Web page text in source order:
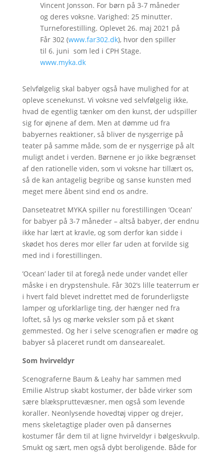
Vincent Jonsson. For børn på 3-7 måneder
og deres voksne. Varighed: 25 minutter.
Turneforestilling. Oplevet 26. maj 2021 på
Får 302 (www.far302.dk), hvor den spiller
til 6. juni som led i CPH Stage.
www.myka.dk
Selvfølgelig skal babyer også have mulighed for at
opleve scenekunst. Vi voksne ved selvfølgelig ikke,
hvad de egentlig tænker om den kunst, der udspiller
sig for øjnene af dem. Men at dømme ud fra
babyernes reaktioner, så bliver de nysgerrige på
teater på samme måde, som de er nysgerrige på alt
muligt andet i verden. Børnene er jo ikke begrænset
af den rationelle viden, som vi voksne har tillært os,
så de kan antagelig begribe og sanse kunsten med
meget mere åbent sind end os andre.
Danseteatret MYKA spiller nu forestillingen ’Ocean’
for babyer på 3-7 måneder – altså babyer, der endnu
ikke har lært at kravle, og som derfor kan sidde i
skødet hos deres mor eller far uden at forvilde sig
med ind i forestillingen.
’Ocean’ lader til at foregå nede under vandet eller
måske i en drypstenshule. Får 302’s lille teaterrum er
i hvert fald blevet indrettet med de forunderligste
lamper og uforklarlige ting, der hænger ned fra
loftet, så lys og mørke veksler som på et skønt
gemmested. Og her i selve scenografien er mødre og
babyer så placeret rundt om dansearealet.
Som hvirveldyr
Scenograferne Baum & Leahy har sammen med
Emilie Alstrup skabt kostumer, der både virker som
sære blækspruttevæsner, men også som levende
koraller. Neonlysende hovedtøj vipper og drejer,
mens skeletagtige plader oven på dansernes
kostumer får dem til at ligne hvirveldyr i bølgeskvulp.
Smukt og sært, men også dybt beroligende. Både for